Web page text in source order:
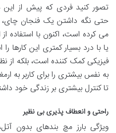
تصور کنید فردی که پیش از این
حتی نگه داشتن یک فنجان
می کرده است، اکنون با استفاده
یا با درد بسیار کمتری این کارها
فیزیکی کمک کننده است، بلکه از
به نفس بیشتری را برای کاربر به
تا کنترل بیشتری بر زندگی خود
راحتی و انعطاف پذیری بی نظیر